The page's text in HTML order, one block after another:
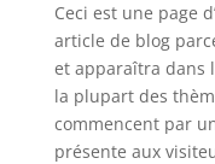
Ceci est une page
article de blog
et apparaîtra dans
la plupart des
commencent par
présente aux